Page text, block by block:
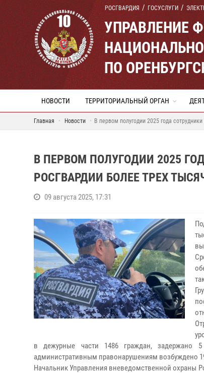
РОСГВАРДИЯ ГОСУСЛУГИ
УПРАВЛЕНИЕ
ПО
НОВОСТИ ТЕРРИТОРИАЛЬНЫЙ ОРГАН
Главная Новости В первом полугодии 2025 года
В ПЕРВОМ ПОЛУГОДИИ 2025
РОСГВАРДИИ БОЛЕЕ ТРЕХ
09 августа 2025, 17:31
в дежурные части 1486 граждан, задержано
административным правонарушениям возбуждено
Начальник Управления вневедомственной охраны